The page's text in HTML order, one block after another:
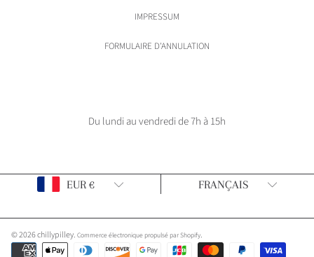
IMPRESSUM
FORMULAIRE D'ANNULATION
Du lundi au vendredi de 7h à 15h
© 2026 chillypilley. Commerce électronique propulsé par Shopify.
Modes
Pays/Région EUR € FRANÇAIS